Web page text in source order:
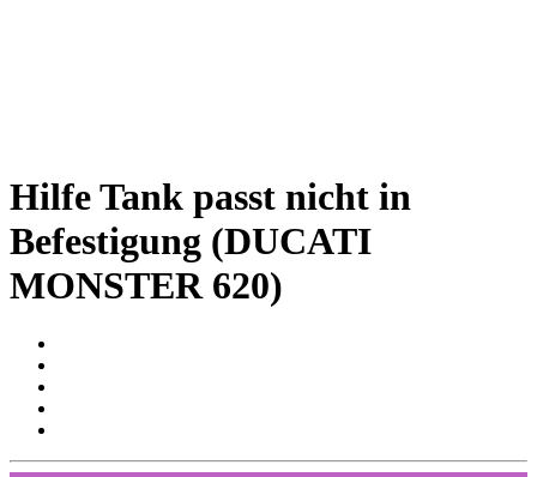
Hilfe Tank passt nicht in
Befestigung (DUCATI
MONSTER 620)